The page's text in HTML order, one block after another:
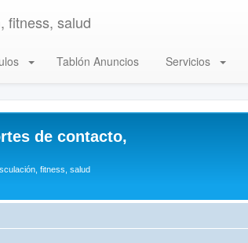
fitness, salud
Tablón Anuncios Servicios
de contacto,
fitness, salud